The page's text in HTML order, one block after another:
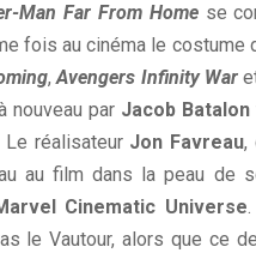
Man Far From Homese
fois au cinéma le costume
,Avengers Infinity War
nouveau par Jacob Batalon
Le réalisateur Jon Favreau,
au film dans la peau de
Cinematic Universe
le Vautour, alors que ce